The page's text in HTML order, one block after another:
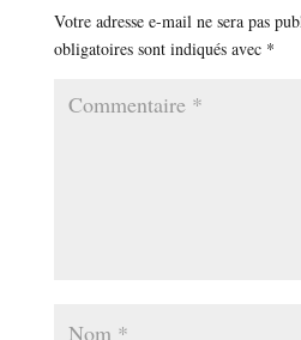
Votre adresse e-mail ne sera pas
obligatoires sont indiqués avec *